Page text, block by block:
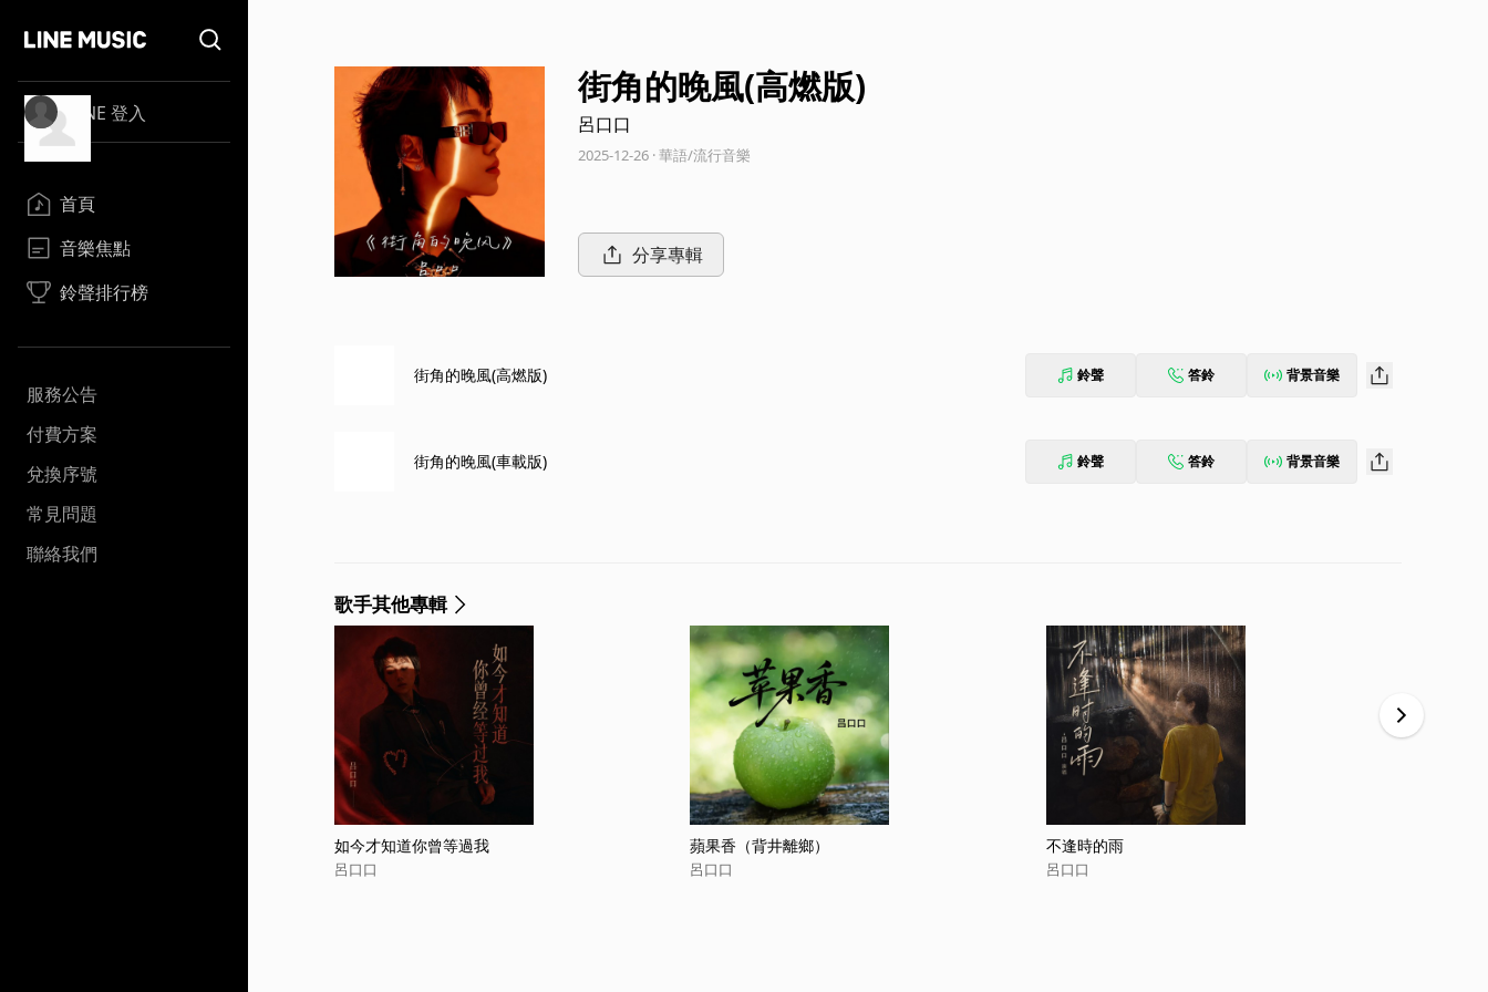
LINE 登入
首頁
音樂焦點
鈴聲排行榜
服務公告
付費方案
兌換序號
常見問題
聯絡我們
街角的晚風(高燃版)
呂口口
2025-12-26 · 華語/流行音樂
分享專輯
街角的晚風(高燃版) 鈴聲 答鈴 背景音樂
街角的晚風(車載版) 鈴聲 答鈴 背景音樂
歌手其他專輯
如今才知道你曾等過我
呂口口
蘋果香（背井離鄉）
呂口口
不逢時的雨
呂口口